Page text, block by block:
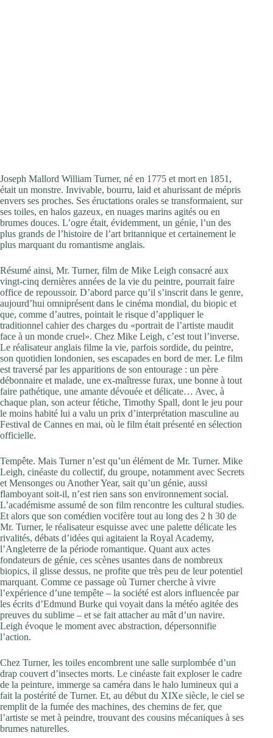
Joseph Mallord William Turner, né en 1775 et mort en 1851,
était un monstre. Invivable, bourru, laid et ahurissant de mépris
envers ses proches. Ses éructations orales se transformaient, sur
ses toiles, en halos gazeux, en nuages marins agités ou en
brumes douces. L’ogre était, évidemment, un génie, l’un des
plus grands de l’histoire de l’art britannique et certainement le
plus marquant du romantisme anglais.
Résumé ainsi, Mr. Turner, film de Mike Leigh consacré aux
vingt-cinq dernières années de la vie du peintre, pourrait faire
office de repoussoir. D’abord parce qu’il s’inscrit dans le genre,
aujourd’hui omniprésent dans le cinéma mondial, du biopic et
que, comme d’autres, pointait le risque d’appliquer le
traditionnel cahier des charges du «portrait de l’artiste maudit
face à un monde cruel». Chez Mike Leigh, c’est tout l’inverse.
Le réalisateur anglais filme la vie, parfois sordide, du peintre,
son quotidien londonien, ses escapades en bord de mer. Le film
est traversé par les apparitions de son entourage : un père
débonnaire et malade, une ex-maîtresse furax, une bonne à tout
faire pathétique, une amante dévouée et délicate… Avec, à
chaque plan, son acteur fétiche, Timothy Spall, dont le jeu pour
le moins habité lui a valu un prix d’interprétation masculine au
Festival de Cannes en mai, où le film était présenté en sélection
officielle.
Tempête. Mais Turner n’est qu’un élément de Mr. Turner. Mike
Leigh, cinéaste du collectif, du groupe, notamment avec Secrets
et Mensonges ou Another Year, sait qu’un génie, aussi
flamboyant soit-il, n’est rien sans son environnement social.
L’académisme assumé de son film rencontre les cultural studies.
Et alors que son comédien vocifère tout au long des 2 h 30 de
Mr. Turner, le réalisateur esquisse avec une palette délicate les
rivalités, débats d’idées qui agitaient la Royal Academy,
l’Angleterre de la période romantique. Quant aux actes
fondateurs de génie, ces scènes usantes dans de nombreux
biopics, il glisse dessus, ne profite que très peu de leur potentiel
marquant. Comme ce passage où Turner cherche à vivre
l’expérience d’une tempête – la société est alors influencée par
les écrits d’Edmund Burke qui voyait dans la météo agitée des
preuves du sublime – et se fait attacher au mât d’un navire.
Leigh évoque le moment avec abstraction, dépersonnifie
l’action.
Chez Turner, les toiles encombrent une salle surplombée d’un
drap couvert d’insectes morts. Le cinéaste fait exploser le cadre
de la peinture, immerge sa caméra dans le halo lumineux qui a
fait la postérité de Turner. Et, au début du XIXe siècle, le ciel se
remplit de la fumée des machines, des chemins de fer, que
l’artiste se met à peindre, trouvant des cousins mécaniques à ses
brumes naturelles.